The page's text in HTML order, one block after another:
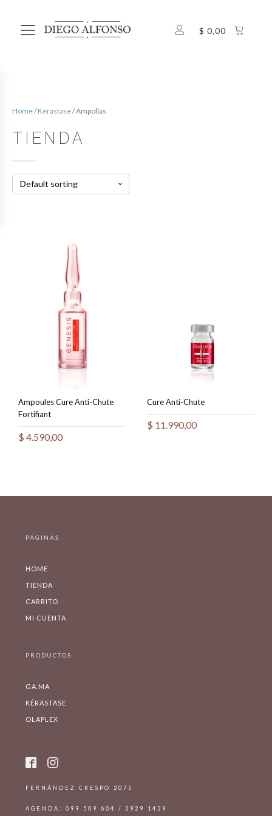
$ 0,00
Home/Kérastase/ Ampollas
TIENDA
Ampoules Cure Anti-Chute
Fortifiant
$ 4.590,00
Cure Anti-Chute
$ 11.990,00
PÁGINAS
HOME
TIENDA
CARRITO
MI CUENTA
PRODUCTOS
GA.MA
KÉRASTASE
OLAPLEX
FERNÁNDEZ CRESPO 2075
AGENDA: 099 509 604 / 2929 1429